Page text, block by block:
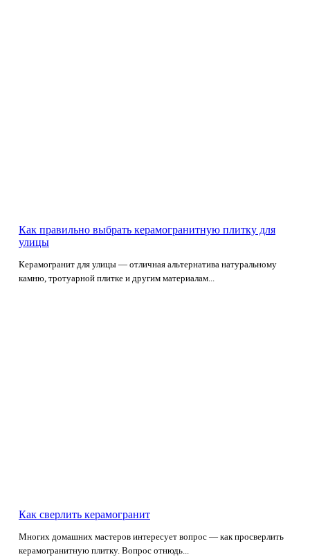
Как правильно выбрать керамогранитную плитку для
улицы
Керамогранит для улицы — отличная альтернатива натуральному
камню, тротуарной плитке и другим материалам...
Как сверлить керамогранит
Многих домашних мастеров интересует вопрос — как просверлить
керамогранитную плитку. Вопрос отнюдь...